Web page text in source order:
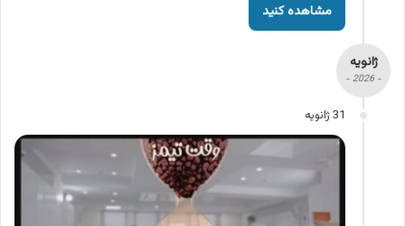
مشاهده کنید
ژانویه
- 2026 -
31 ژانویه